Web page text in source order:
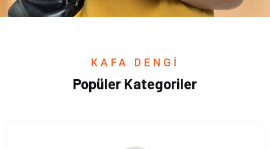
KAFA DENGİ
Popüler Kategoriler